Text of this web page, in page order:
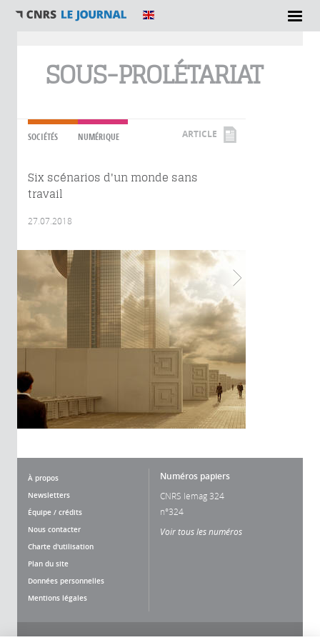
SOUS-PROLÉTARIAT
SOCIÉTÉS NUMÉRIQUE ARTICLE
Six scénarios d'un monde sans
travail
27.07.2018
À propos
Newsletters
Équipe / crédits
Nous contacter
Charte d'utilisation
Plan du site
Données personnelles
Mentions légales
Numéros papiers
CNRS lemag 324
n°324
Voir tous les numéros